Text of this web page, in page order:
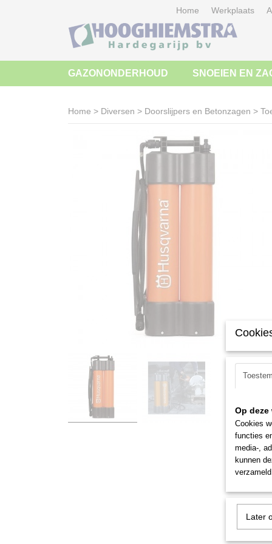
Home Werkplaats
GAZONONDERHOUD SNOEIEN EN
Home > Diversen > Doorslijpers en Betonzagen >
Op
Cookies
functies
media-,
kunnen
Later